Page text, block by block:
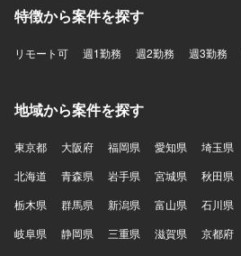
特徴から案件を探す
リモート可 週1勤務 週2勤務 週3勤務
地域から案件を探す
東京都 大阪府 福岡県 愛知県 埼玉県
北海道
青森県 岩手県 宮城県 秋田県
栃木県
群馬県 新潟県 富山県 石川県
岐阜県
静岡県 三重県 滋賀県 京都府